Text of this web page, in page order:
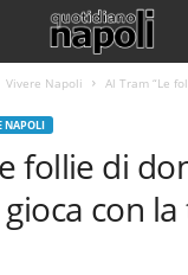
Vivere Napoli
Al Tram “Le
NAPOLI
follie di
gioca con